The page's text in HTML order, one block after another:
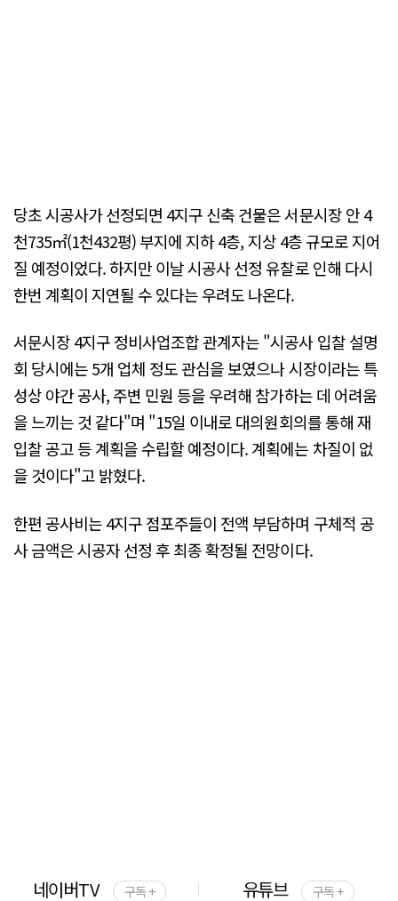
당초 시공사가 선정되면 4지구 신축 건물은 서문시장 안 4
천735㎡(1천432평) 부지에 지하 4층, 지상 4층 규모로 지어
질 예정이었다. 하지만 이날 시공사 선정 유찰로 인해 다시
한번 계획이 지연될 수 있다는 우려도 나온다.
서문시장 4지구 정비사업조합 관계자는 "시공사 입찰 설명
회 당시에는 5개 업체 정도 관심을 보였으나 시장이라는 특
성상 야간 공사, 주변 민원 등을 우려해 참가하는 데 어려움
을 느끼는 것 같다"며 "15일 이내로 대의원회의를 통해 재
입찰 공고 등 계획을 수립할 예정이다. 계획에는 차질이 없
을 것이다"고 밝혔다.
한편 공사비는 4지구 점포주들이 전액 부담하며 구체적 공
사 금액은 시공자 선정 후 최종 확정될 전망이다.
네이버TV 구독 + 유튜브 구독 +